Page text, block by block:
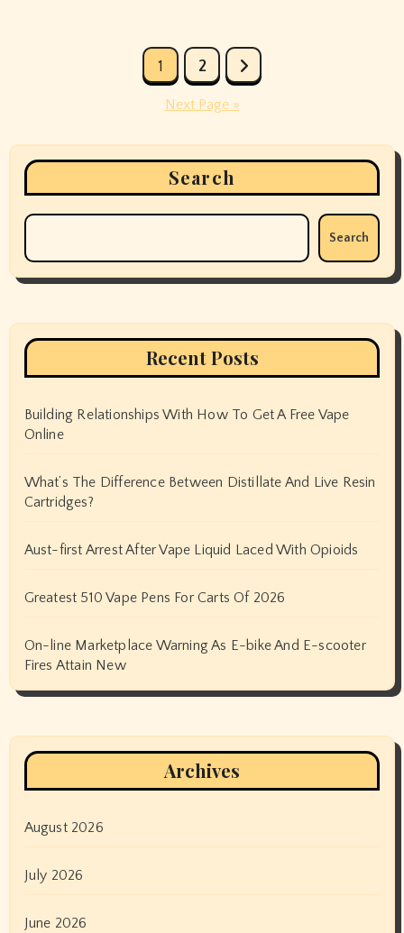
1 2
Next Page »
Search
Search
Recent Posts
Building Relationships With How To Get A Free Vape
Online
What’s The Difference Between Distillate And Live Resin
Cartridges?
Aust-first Arrest After Vape Liquid Laced With Opioids
Greatest 510 Vape Pens For Carts Of 2026
On-line Marketplace Warning As E-bike And E-scooter
Fires Attain New
Archives
August 2026
July 2026
June 2026